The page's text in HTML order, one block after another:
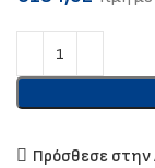
Πρόσθεσε στην